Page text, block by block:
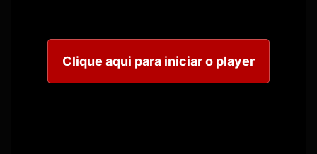
Clique aqui para iniciar o player